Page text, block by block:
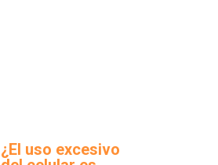
¿El uso excesivo